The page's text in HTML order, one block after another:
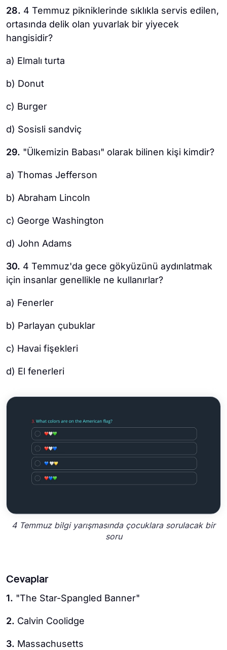
28. 4 Temmuz pikniklerinde sıklıkla servis edilen,
ortasında delik olan yuvarlak bir yiyecek
hangisidir?
a) Elmalı turta
b) Donut
c) Burger
d) Sosisli sandviç
29. "Ülkemizin Babası" olarak bilinen kişi kimdir?
a) Thomas Jefferson
b) Abraham Lincoln
c) George Washington
d) John Adams
30. 4 Temmuz'da gece gökyüzünü aydınlatmak
için insanlar genellikle ne kullanırlar?
a) Fenerler
b) Parlayan çubuklar
c) Havai fişekleri
d) El fenerleri
4 Temmuz bilgi yarışmasında çocuklara sorulacak bir
soru
Cevaplar
1. "The Star-Spangled Banner"
2. Calvin Coolidge
3. Massachusetts